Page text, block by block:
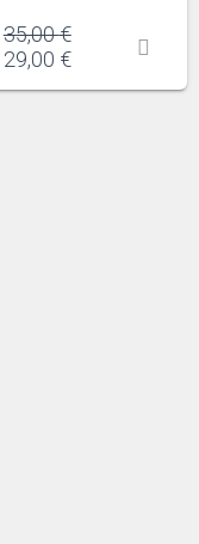
35,00€
29,00 €